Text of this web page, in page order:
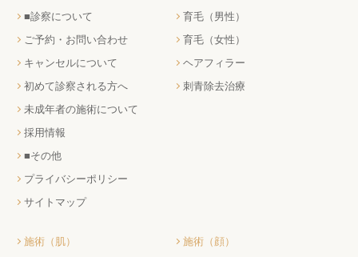
■診察について
ご予約・お問い合わせ
キャンセルについて
初めて診察される方へ
未成年者の施術について
採用情報
■その他
プライバシーポリシー
サイトマップ
育毛（男性）
育毛（女性）
ヘアフィラー
刺青除去治療
施術（肌）
施術（顔）